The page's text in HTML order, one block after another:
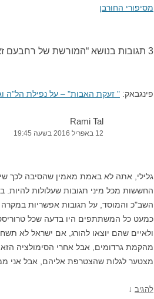
בפוסטים
מסיפורי החורבן
3 תגובות בנושא “ המורשת של רחבעם
פינגבאק: " זעקת האבות" – על נפילת הל"ה
Rami Tal
12 באפריל 2016 בשעה 19:45
גלילי, אתה לא באמת מאמין שהסיבה לכך
השב"כ והמוסד, על תגובות אפשריות במקרה
כמעט כל המשתתפים היו בדעה שכל טרוריסט
ולאיים שהם יוצאו להורג, אם ישראל לא
מהקמת גרדומים, אבל אחרי הסימולציה
מצטער לגלות שהצטרפת אליהם, אבל אני
להגיב ↓